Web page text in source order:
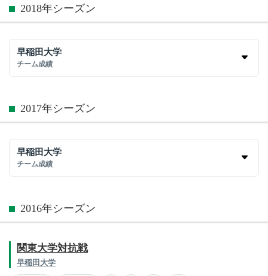
2018年シーズン
早稲田大学
チーム成績
2017年シーズン
早稲田大学
チーム成績
2016年シーズン
関東大学対抗戦
早稲田大学